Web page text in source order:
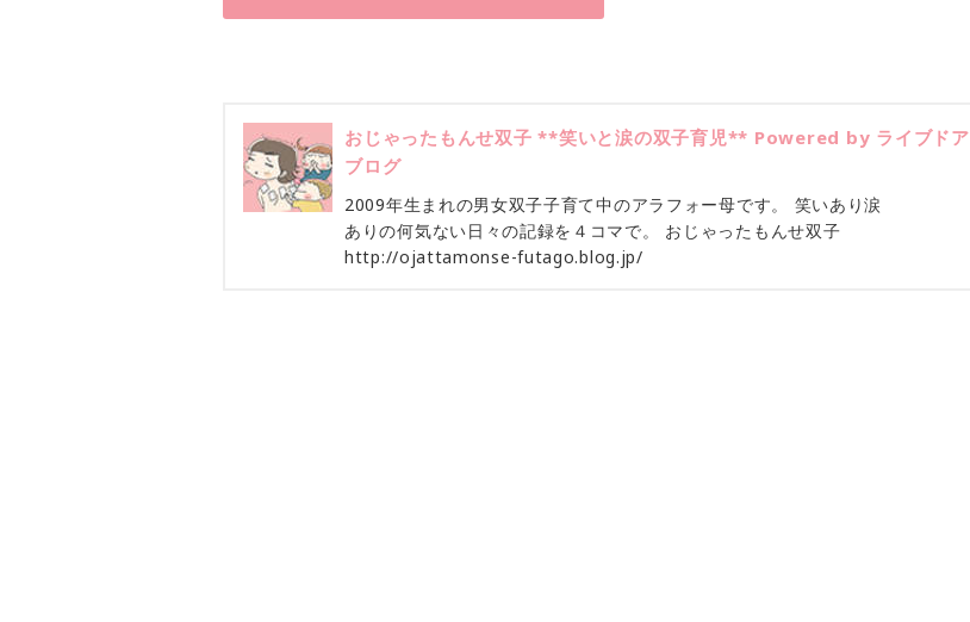
おじゃったもんせ双子 **笑いと涙の双子育児** Powered by ライブドア
ブログ
2009年生まれの男女双子子育て中のアラフォー母です。 笑いあり涙
ありの何気ない日々の記録を４コマで。 おじゃったもんせ双子
http://ojattamonse-futago.blog.jp/